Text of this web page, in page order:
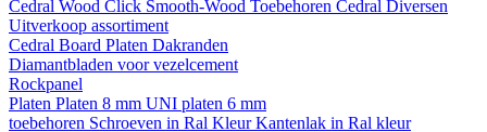
Cedral Wood Click Smooth-Wood Toebehoren Cedral Diversen
Uitverkoop assortiment
Cedral Board Platen Dakranden
Diamantbladen voor vezelcement
Rockpanel
Platen Platen 8 mm UNI platen 6 mm
toebehoren Schroeven in Ral KleurKantenlak in Ral kleur